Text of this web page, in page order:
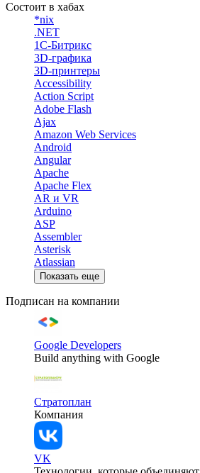
Состоит в хабах
*nix
.NET
1С-Битрикс
3D-графика
3D-принтеры
Accessibility
Action Script
Adobe Flash
Ajax
Amazon Web Services
Android
Angular
Apache
Apache Flex
AR и VR
Arduino
ASP
Assembler
Asterisk
Atlassian
Показать еще
Подписан на компании
Google Developers
Build anything with Google
Стратоплан
Компания
VK